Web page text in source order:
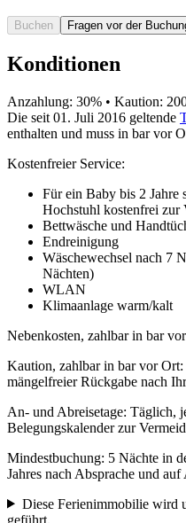
Buchen Fragen vor der
Konditionen
Anzahlung: 30% • Kaution:
Die seit 01. Juli 2016 geltende
enthalten und muss in bar vor
Kostenfreier Service:
Für ein Baby bis 2 Jahre
Hochstuhl kostenfrei zur
Bettwäsche und
Endreinigung
Wäschewechsel nach 7
Nächten)
WLAN
Klimaanlage warm/kalt
Nebenkosten, zahlbar in bar
Kaution, zahlbar in bar vor
mängelfreier Rückgabe nach
An- und Abreisetage: Täglich,
Belegungskalender zur
Mindestbuchung: 5 Nächte in
Jahres nach Absprache und auf
Diese Ferienimmobilie wird
geführt.